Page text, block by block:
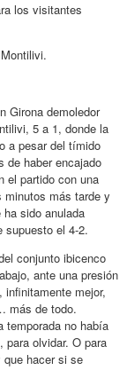
los visitantes
Girona demoledor
5 a 1, donde la
a pesar del tímido
de haber encajado
el partido con una
minutos más tarde y
sido anulada
supuesto el 4-2.
conjunto ibicenco
ante una presión
mejor,
más de todo.
temporada no había
para olvidar. O para
que hacer si se